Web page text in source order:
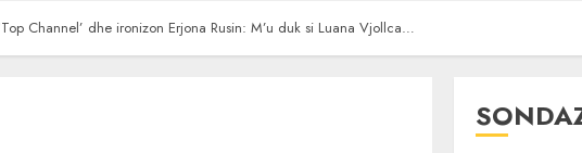
Channel’ dhe ironizon Erjona Rusin: M’u duk si Luana Vjollca…